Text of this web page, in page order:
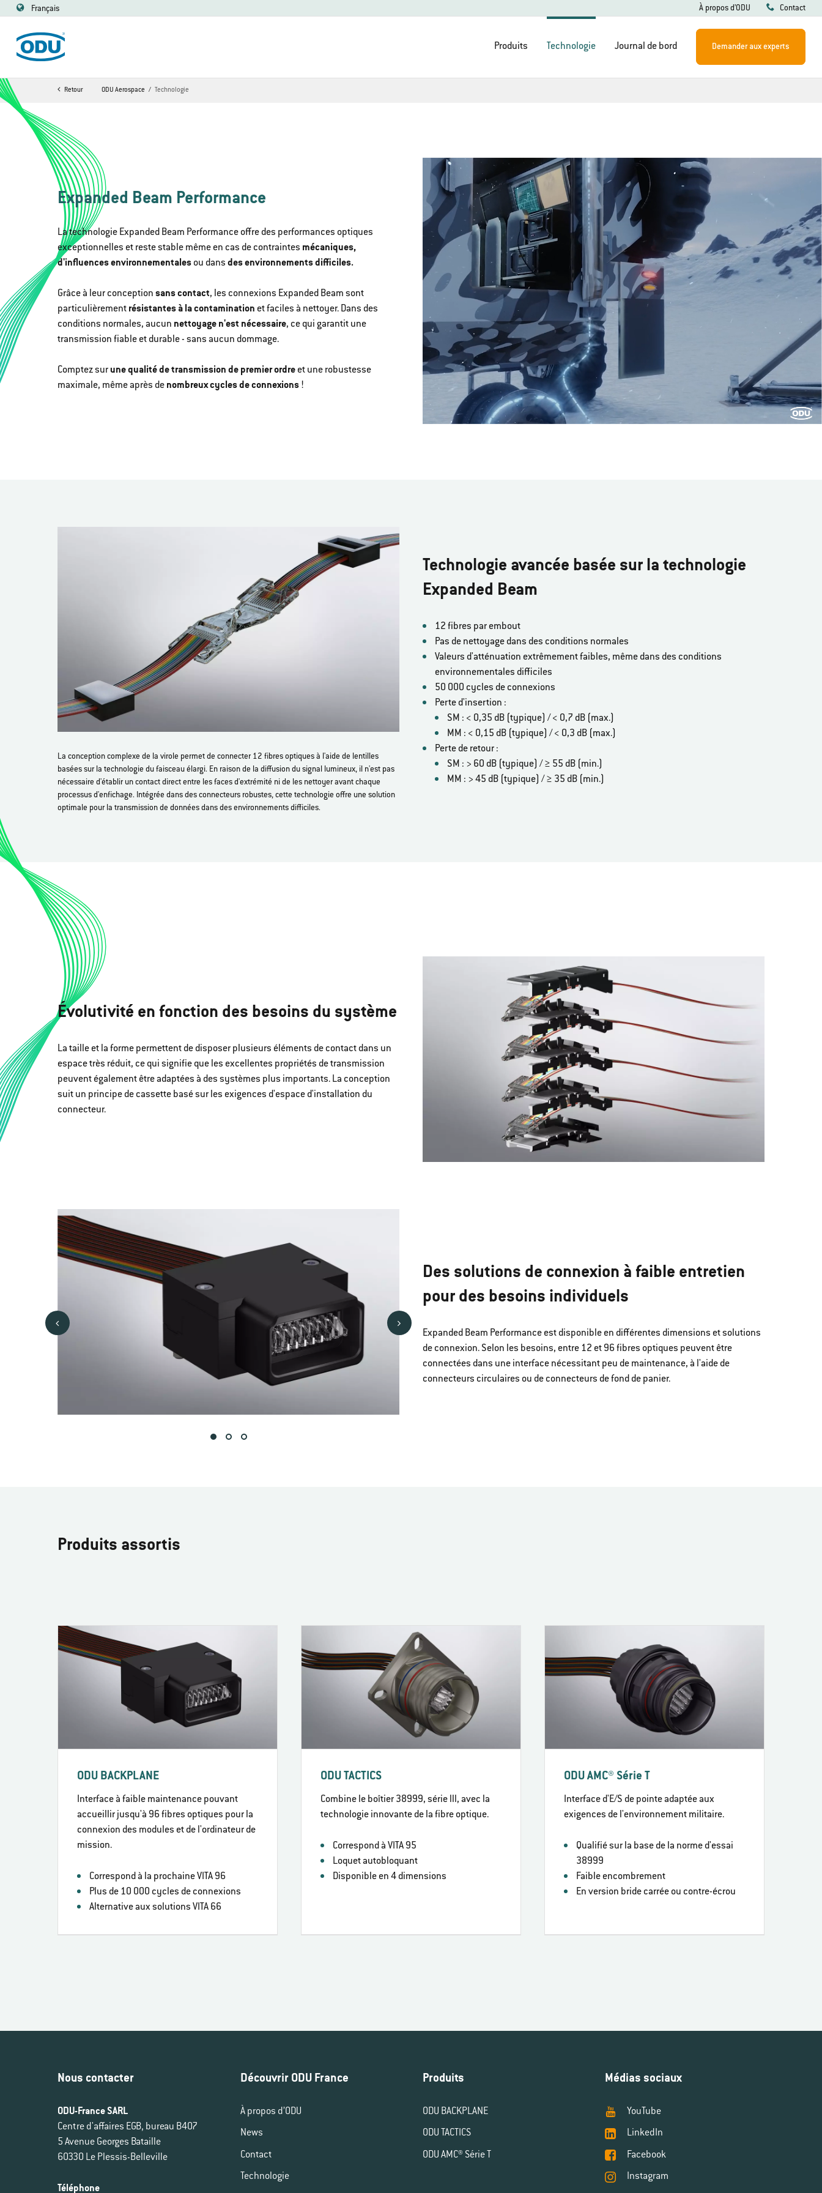
Français À propos d’ODU Contact
Produits Technologie Journal de bord Demander aux experts
Retour ODU Aerospace Technologie
Expanded Beam Performance
La technologie Expanded Beam Performance offre des performances optiques
exceptionnelles et reste stable même en cas de contraintes mécaniques,
d'influences environnementales ou dans des environnements difficiles.
Grâce à leur conceptionsans contact, les connexions Expanded Beam sont
particulièrement résistantes à la contamination et faciles à nettoyer. Dans des
conditions normales, aucun nettoyage n'est nécessaire, ce qui garantit une
transmission fiable et durable - sans aucun dommage.
Comptez surune qualité de transmission de premier ordre et une robustesse
maximale, même après de nombreux cycles de connexions !
>
La conception complexe de la virole permet de connecter 12 fibres optiques à l'aide de lentilles
basées sur la technologie du faisceau élargi. En raison de la diffusion du signal lumineux, il n'est pas
nécessaire d'établir un contact direct entre les faces d'extrémité ni de les nettoyer avant chaque
processus d'enfichage. Intégrée dans des connecteurs robustes, cette technologie offre une solution
optimale pour la transmission de données dans des environnements difficiles.
Technologie avancée basée sur la technologie
Expanded Beam
12 fibres par embout
Pas de nettoyage dans des conditions normales
Valeurs d'atténuation extrêmement faibles, même dans des conditions
environnementales difficiles
50 000 cycles de connexions
Perte d'insertion :
SM : < 0,35 dB (typique) / < 0,7 dB (max.)
MM : < 0,15 dB (typique) / < 0,3 dB (max.)
Perte de retour :
SM : > 60 dB (typique) / ≥ 55 dB (min.)
MM : > 45 dB (typique) / ≥ 35 dB (min.)
Évolutivité en fonction des besoins du système
La taille et la forme permettent de disposer plusieurs éléments de contact dans un
espace très réduit, ce qui signifie que les excellentes propriétés de transmission
peuvent également être adaptées à des systèmes plus importants. La conception
suit un principe de cassette basé sur les exigences d'espace d'installation du
connecteur.
Des solutions de connexion à faible entretien
pour des besoins individuels
Expanded Beam Performance est disponible en différentes dimensions et solutions
de connexion. Selon les besoins, entre 12 et 96 fibres optiques peuvent être
connectées dans une interface nécessitant peu de maintenance, à l'aide de
connecteurs circulaires ou de connecteurs de fond de panier.
Produits assortis
ODU BACKPLANE
Interface à faible maintenance pouvant
accueillir jusqu'à 96 fibres optiques pour la
connexion des modules et de l'ordinateur de
mission.
Correspond à la prochaine VITA 96
Plus de 10 000 cycles de connexions
Alternative aux solutions VITA 66
ODU TACTICS
Combine le boîtier 38999, série lll, avec la
technologie innovante de la fibre optique.
Correspond à VITA 95
Loquet autobloquant
Disponible en 4 dimensions
ODU AMC® Série T
Interface d'E/S de pointe adaptée aux
exigences de l'environnement militaire.
Qualifié sur la base de la norme d'essai
38999
Faible encombrement
En version bride carrée ou contre-écrou
Nous contacter
ODU-France SARL
Centre d'affaires EGB, bureau B407
5 Avenue Georges Bataille
60330 Le Plessis-Belleville
Téléphone
Découvrir ODU France
À propos d’ODU
News
Contact
Technologie
Produits
ODU BACKPLANE
ODU TACTICS
ODU AMC® Série T
Médias sociaux
YouTube
LinkedIn
Facebook
Instagram